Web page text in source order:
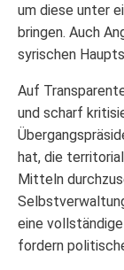
um diese unter
bringen. Auch
syrischen
Auf
und scharf
hat, die
Mitteln
eine
fordern